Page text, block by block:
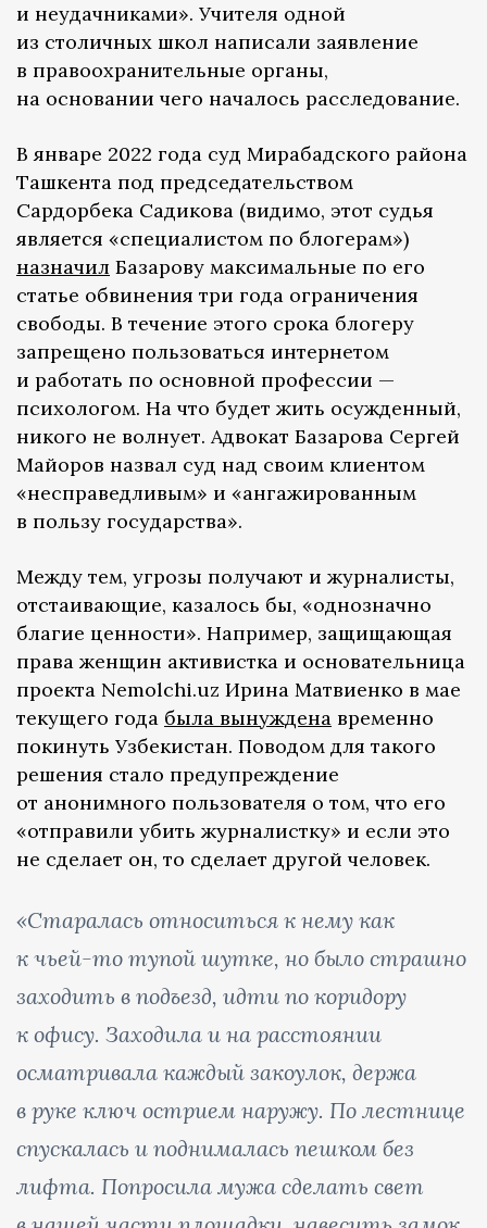
и неудачниками». Учителя одной
из столичных школ написали заявление
в правоохранительные органы,
на основании чего началось расследование.
В январе 2022 года суд Мирабадского района
Ташкента под председательством
Сардорбека Садикова (видимо, этот судья
является «специалистом по блогерам»)
назначил Базарову максимальные по его
статье обвинения три года ограничения
свободы. В течение этого срока блогеру
запрещено пользоваться интернетом
и работать по основной профессии —
психологом. На что будет жить осужденный,
никого не волнует. Адвокат Базарова Сергей
Майоров назвал суд над своим клиентом
«несправедливым» и «ангажированным
в пользу государства».
Между тем, угрозы получают и журналисты,
отстаивающие, казалось бы, «однозначно
благие ценности». Например, защищающая
права женщин активистка и основательница
проекта Nemolchi.uz Ирина Матвиенко в мае
текущего года была вынуждена временно
покинуть Узбекистан. Поводом для такого
решения стало предупреждение
от анонимного пользователя о том, что его
«отправили убить журналистку» и если это
не сделает он, то сделает другой человек.
«Старалась относиться к нему как
к чьей-то тупой шутке, но было страшно
заходить в подъезд, идти по коридору
к офису. Заходила и на расстоянии
осматривала каждый закоулок, держа
в руке ключ острием наружу. По лестнице
спускалась и поднималась пешком без
лифта. Попросила мужа сделать свет